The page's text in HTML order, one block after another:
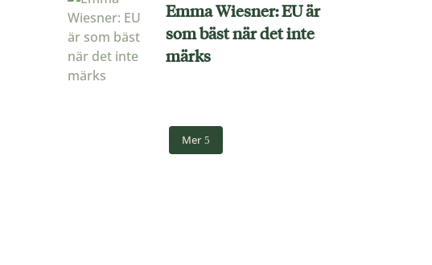
Emma Wiesner: EU är
som bäst när det inte
märks
Mer